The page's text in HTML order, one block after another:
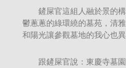
鏟屎官這組人融於景的構
鬱蔥蔥的綠環繞的墓苑，清
和陽光讓參觀墓地的我心也異
跟鏟屎官說：東慶寺墓園